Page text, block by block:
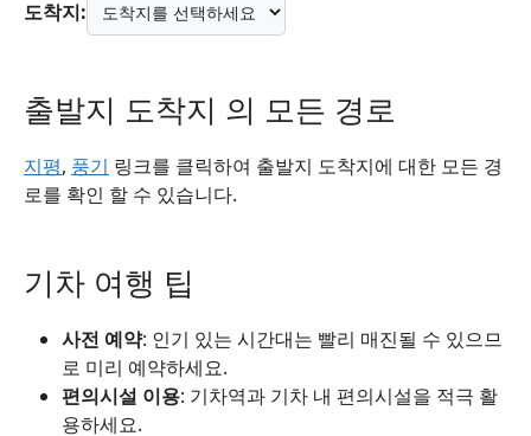
도착지:
출발지 도착지 의 모든 경로
지평, 풍기 링크를 클릭하여 출발지 도착지에 대한 모든 경
로를 확인 할 수 있습니다.
기차 여행 팁
사전 예약: 인기 있는 시간대는 빨리 매진될 수 있으므
로 미리 예약하세요.
편의시설 이용: 기차역과 기차 내 편의시설을 적극 활
용하세요.